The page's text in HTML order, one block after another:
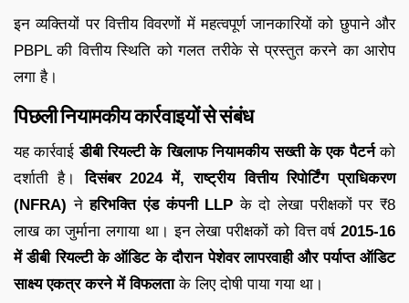
इन व्यक्तियों पर वित्तीय विवरणों में महत्वपूर्ण जानकारियों को छुपाने और
PBPL की वित्तीय स्थिति को गलत तरीके से प्रस्तुत करने का आरोप
लगा है।
पिछली नियामकीय कार्रवाइयों से संबंध
यह कार्रवाईडीबी रियल्टी के खिलाफ नियामकीय सख्ती के एक पैटर्नको
दर्शाती है।दिसंबर 2024 में, राष्ट्रीय वित्तीय रिपोर्टिंग प्राधिकरण
(NFRA) नेहरिभक्ति एंड कंपनी LLP के दो लेखा परीक्षकों पर ₹8
लाख का जुर्माना लगाया था। इन लेखा परीक्षकों को वित्त वर्ष 2015-16
में डीबी रियल्टी के ऑडिट के दौरान पेशेवर लापरवाही और पर्याप्त ऑडिट
साक्ष्य एकत्र करने में विफलताके लिए दोषी पाया गया था।